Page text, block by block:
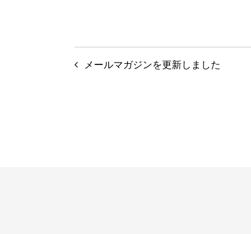
投 メールマガジンを更新しました